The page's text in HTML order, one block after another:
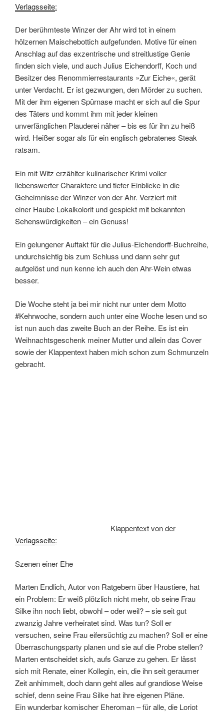
Verlagsseite:
Der berühmteste Winzer der Ahr wird tot in einem
hölzernen Maischebottich aufgefunden. Motive für einen
Anschlag auf das exzentrische und streitlustige Genie
finden sich viele, und auch Julius Eichendorff, Koch und
Besitzer des Renommierrestaurants »Zur Eiche«, gerät
unter Verdacht. Er ist gezwungen, den Mörder zu suchen.
Mit der ihm eigenen Spürnase macht er sich auf die Spur
des Täters und kommt ihm mit jeder kleinen
unverfänglichen Plauderei näher – bis es für ihn zu heiß
wird. Heißer sogar als für ein englisch gebratenes Steak
ratsam.
Ein mit Witz erzählter kulinarischer Krimi voller
liebenswerter Charaktere und tiefer Einblicke in die
Geheimnisse der Winzer von der Ahr. Verziert mit
einer Haube Lokalkolorit und gespickt mit bekannten
Sehenswürdigkeiten – ein Genuss!
Ein gelungener Auftakt für die Julius-Eichendorff-Buchreihe,
undurchsichtig bis zum Schluss und dann sehr gut
aufgelöst und nun kenne ich auch den Ahr-Wein etwas
besser.
Die Woche steht ja bei mir nicht nur unter dem Motto
#Kehrwoche, sondern auch unter eine Woche lesen und so
ist nun auch das zweite Buch an der Reihe. Es ist ein
Weihnachtsgeschenk meiner Mutter und allein das Cover
sowie der Klappentext haben mich schon zum Schmunzeln
gebracht.
Klappentext von der
Verlagsseite:
Szenen einer Ehe
Marten Endlich, Autor von Ratgebern über Haustiere, hat
ein Problem: Er weiß plötzlich nicht mehr, ob seine Frau
Silke ihn noch liebt, obwohl – oder weil? – sie seit gut
zwanzig Jahre verheiratet sind. Was tun? Soll er
versuchen, seine Frau eifersüchtig zu machen? Soll er eine
Überraschungsparty planen und sie auf die Probe stellen?
Marten entscheidet sich, aufs Ganze zu gehen. Er lässt
sich mit Renate, einer Kollegin, ein, die ihn seit geraumer
Zeit anhimmelt, doch dann geht alles auf grandiose Weise
schief, denn seine Frau Silke hat ihre eigenen Pläne.
Ein wunderbar komischer Eheroman – für alle, die Loriot